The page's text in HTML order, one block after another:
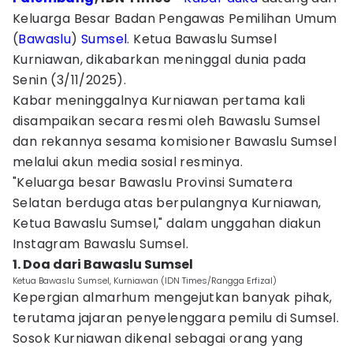
Keluarga Besar Badan Pengawas Pemilihan Umum
(Bawaslu)Sumsel. Ketua Bawaslu Sumsel
Kurniawan, dikabarkan meninggal dunia pada
Senin (3/11/2025).
Kabar meninggalnya Kurniawan pertama kali
disampaikan secara resmi oleh Bawaslu Sumsel
dan rekannya sesama komisioner Bawaslu Sumsel
melalui akun media sosial resminya.
"Keluarga besar Bawaslu Provinsi Sumatera
Selatan berduga atas berpulangnya Kurniawan,
Ketua Bawaslu Sumsel," dalam unggahan diakun
Instagram Bawaslu Sumsel.
1. Doa dari Bawaslu Sumsel
Ketua Bawaslu Sumsel, Kurniawan (IDN Times/Rangga Erfizal)
Kepergian almarhum mengejutkan banyak pihak,
terutama jajaran penyelenggara pemilu di Sumsel.
Sosok Kurniawan dikenal sebagai orang yang